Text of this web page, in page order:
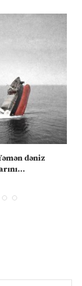
dəniz